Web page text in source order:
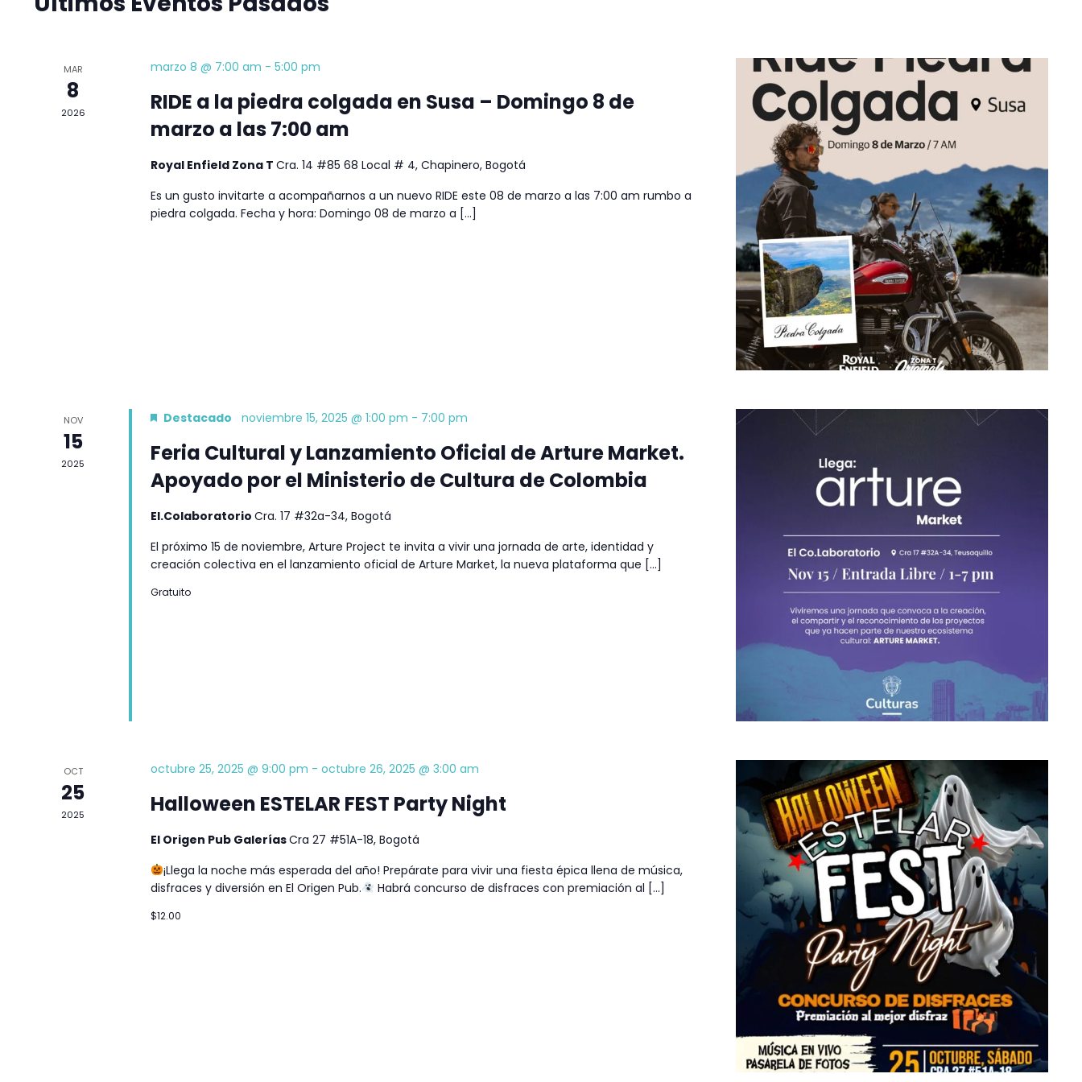
MAR
8
2026
marzo 8 @ 7:00 am -5:00 pm
RIDE a la piedra colgada en Susa – Domingo 8 de
marzo a las 7:00 am
Royal Enfield Zona TCra. 14 #85 68 Local # 4, Chapinero, Bogotá
Es un gusto invitarte a acompañarnos a un nuevo RIDE este 08 de marzo a las 7:00 am rumbo a
piedra colgada. Fecha y hora: Domingo 08 de marzo a […]
NOV
15
2025
Destacado noviembre 15, 2025 @ 1:00 pm - 7:00 pm
Feria Cultural y Lanzamiento Oficial de Arture Market.
Apoyado por el Ministerio de Cultura de Colombia
El.ColaboratorioCra. 17 #32a-34, Bogotá
El próximo 15 de noviembre, Arture Project te invita a vivir una jornada de arte, identidad y
creación colectiva en el lanzamiento oficial de Arture Market, la nueva plataforma que […]
Gratuito
OCT
25
2025
octubre 25, 2025 @ 9:00 pm -octubre 26, 2025 @ 3:00 am
Halloween ESTELAR FEST Party Night
El Origen Pub GaleríasCra 27 #51A-18, Bogotá
¡Llega la noche más esperada del año! Prepárate para vivir una fiesta épica llena de música,
disfraces y diversión en El Origen Pub.
Habrá concurso de disfraces con premiación al […]
$12.00